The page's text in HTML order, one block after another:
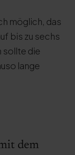
möglich, das
bis zu sechs
sollte die
lange
dem